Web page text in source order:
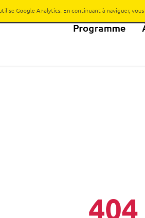
Programme
404
Google Analytics. En continuant à naviguer,